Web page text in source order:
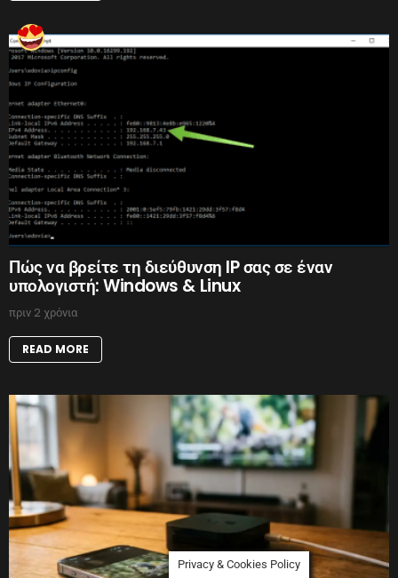
Πώς να βρείτε τη διεύθυνση IP σας σε έναν
υπολογιστή: Windows & Linux
πριν 2 χρόνια
READ MORE
Privacy & Cookies Policy